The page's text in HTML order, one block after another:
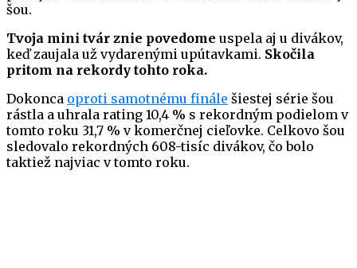
šou.
Tvoja mini tvár znie povedome uspela aj u divákov,
keď zaujala už vydarenými upútavkami. Skočila
pritom na rekordy tohto roka.
Dokonca oproti samotnému finále šiestej série šou
rástla a uhrala rating 10,4 % s rekordným podielom v
tomto roku 31,7 % v komerčnej cieľovke. Celkovo šou
sledovalo rekordných 608-tisíc divákov, čo bolo
taktiež najviac v tomto roku.